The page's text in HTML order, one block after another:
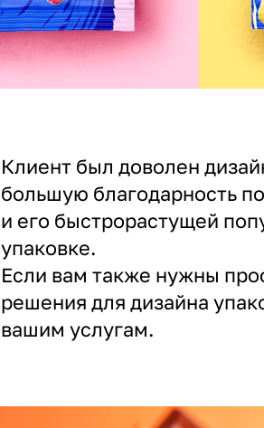
Клиент был доволен
большую благодарность
и его быстрорастущей
упаковке.
Если вам также нужны
решения для дизайна
вашим услугам.